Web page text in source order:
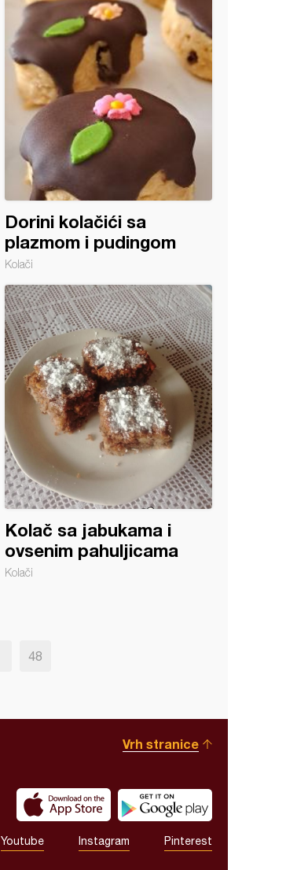
Dorini kolačići sa
plazmom i pudingom
Kolači
Kolač sa jabukama i
ovsenim pahuljicama
Kolači
48
Vrh stranice
Youtube Instagram Pinterest